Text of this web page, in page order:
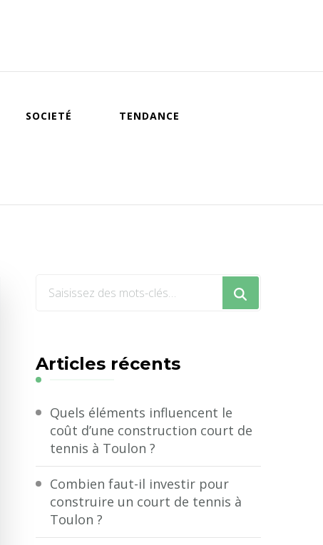
SOCIETÉ TENDANCE
Vous
?
Articles récents
Quels éléments influencent le
coût d’une construction court de
tennis à Toulon ?
Combien faut-il investir pour
construire un court de tennis à
Toulon ?